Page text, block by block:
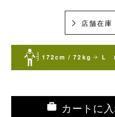
店舗在庫
172cm / 72kg L
カートに